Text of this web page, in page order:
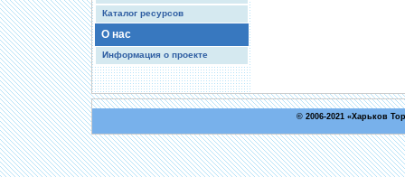
Каталог ресурсов
О нас
Информация о проекте
© 2006-2021 «Харьков